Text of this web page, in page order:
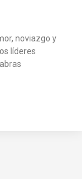
noviazgo y
líderes